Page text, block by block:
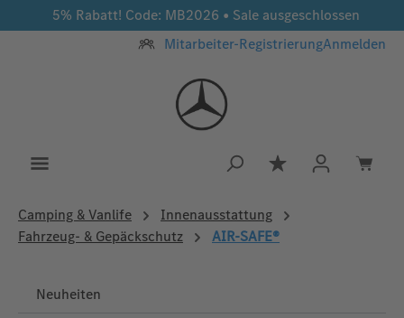
Zum Hauptinhalt springen
5% Rabatt! Code: MB2026 • Sale ausgeschlossen
Mitarbeiter-RegistrierungAnmelden
Du hast 0
Camping & Vanlife
Innenausstattung
Fahrzeug- & Gepäckschutz
AIR-SAFE®
Neuheiten